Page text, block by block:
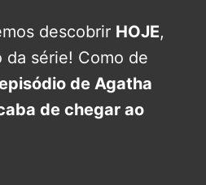
descobrir HOJE,
série! Como de
de Agatha
de chegar ao